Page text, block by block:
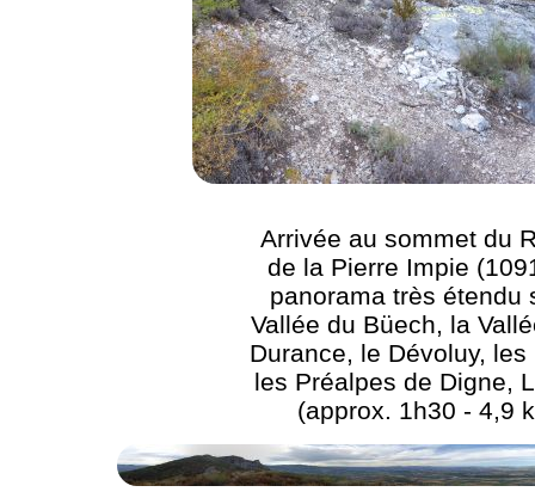
Arrivée au sommet du
de la Pierre Impie
panorama très étendu
Vallée du Büech, la
Durance, le Dévoluy, les
les Préalpes de Digne,
(approx. 1h30 - 4,9